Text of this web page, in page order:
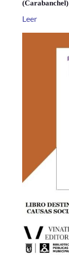
(Carabanchel)
Leer